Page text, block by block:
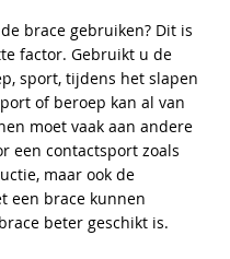
brace gebruiken? Dit is
factor. Gebruikt u de
sport, tijdens het slapen
of beroep kan al van
moet vaak aan andere
een contactsport zoals
maar ook de
een brace kunnen
beter geschikt is.